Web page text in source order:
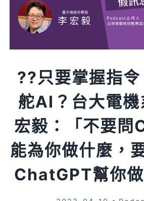
??只要掌握指
舵AI？台大電機
宏毅：「不要問
能為你做什麼，
ChatGPT幫你做